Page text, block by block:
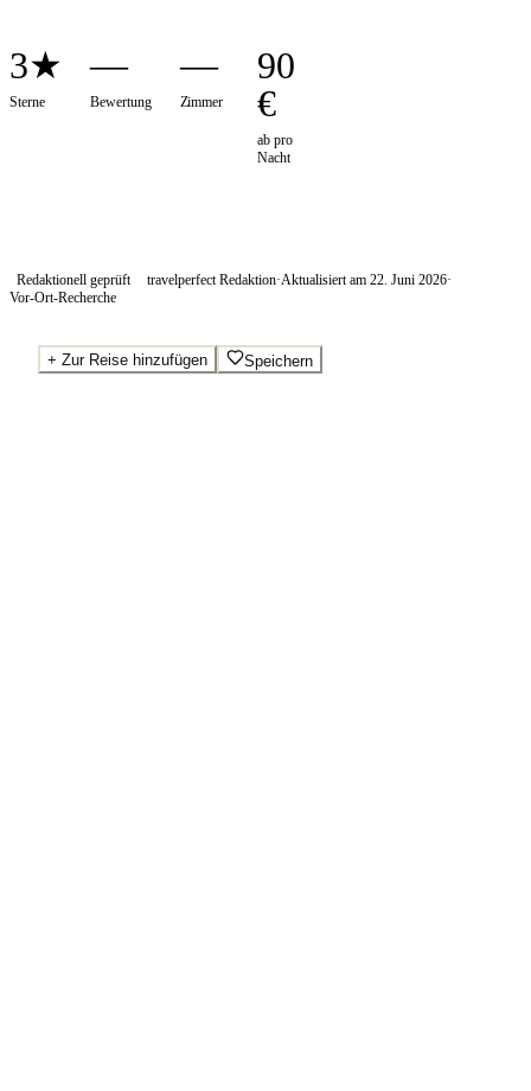
3★
Sterne
—
Bewertung
—
Zimmer
90
€
ab pro
Nacht
Redaktionell geprüft travelperfect Redaktion·Aktualisiert am 22. Juni 2026·
Vor-Ort-Recherche
+ Zur Reise hinzufügen Speichern